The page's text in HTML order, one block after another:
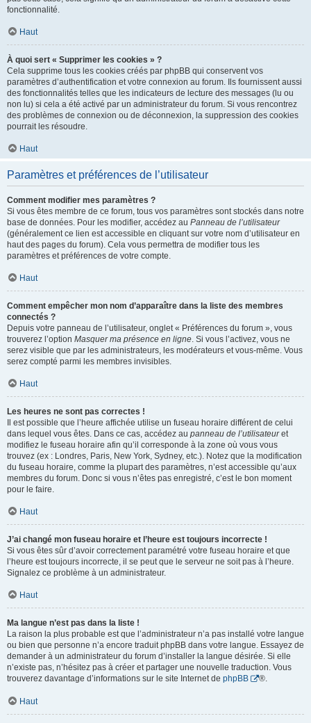
fonctionnalité.
Haut
À quoi sert « Supprimer les cookies » ?
Cela supprime tous les cookies créés par phpBB qui conservent vos
paramètres d’authentification et votre connexion au forum. Ils fournissent aussi
des fonctionnalités telles que les indicateurs de lecture des messages (lu ou
non lu) si cela a été activé par un administrateur du forum. Si vous rencontrez
des problèmes de connexion ou de déconnexion, la suppression des cookies
pourrait les résoudre.
Haut
Paramètres et préférences de l’utilisateur
Comment modifier mes paramètres ?
Si vous êtes membre de ce forum, tous vos paramètres sont stockés dans notre
base de données. Pour les modifier, accédez au Panneau de l’utilisateur
(généralement ce lien est accessible en cliquant sur votre nom d’utilisateur en
haut des pages du forum). Cela vous permettra de modifier tous les
paramètres et préférences de votre compte.
Haut
Comment empêcher mon nom d’apparaître dans la liste des membres
connectés ?
Depuis votre panneau de l’utilisateur, onglet « Préférences du forum », vous
trouverez l’option Masquer ma présence en ligne. Si vous l’activez, vous ne
serez visible que par les administrateurs, les modérateurs et vous-même. Vous
serez compté parmi les membres invisibles.
Haut
Les heures ne sont pas correctes !
Il est possible que l’heure affichée utilise un fuseau horaire différent de celui
dans lequel vous êtes. Dans ce cas, accédez au panneau de l’utilisateuret
modifiez le fuseau horaire afin qu’il corresponde à la zone où vous vous
trouvez (ex : Londres, Paris, New York, Sydney, etc.). Notez que la modification
du fuseau horaire, comme la plupart des paramètres, n’est accessible qu’aux
membres du forum. Donc si vous n’êtes pas enregistré, c’est le bon moment
pour le faire.
Haut
J’ai changé mon fuseau horaire et l’heure est toujours incorrecte !
Si vous êtes sûr d’avoir correctement paramétré votre fuseau horaire et que
l’heure est toujours incorrecte, il se peut que le serveur ne soit pas à l’heure.
Signalez ce problème à un administrateur.
Haut
Ma langue n’est pas dans la liste !
La raison la plus probable est que l’administrateur n’a pas installé votre langue
ou bien que personne n’a encore traduit phpBB dans votre langue. Essayez de
demander à un administrateur du forum d’installer la langue désirée. Si elle
n’existe pas, n’hésitez pas à créer et partager une nouvelle traduction. Vous
trouverez davantage d’informations sur le site Internet de phpBB ®.
Haut